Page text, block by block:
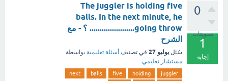
0
تصويتات
1
إجابة
The juggler is holding five
balls. In the next minute, he
......................going throw ؟ - مع
الشرح
سُئل يوليو 27 في تصنيف أسئلة تعليمية بواسطة
مستشار تعليمي
juggler
holding
five
balls
next